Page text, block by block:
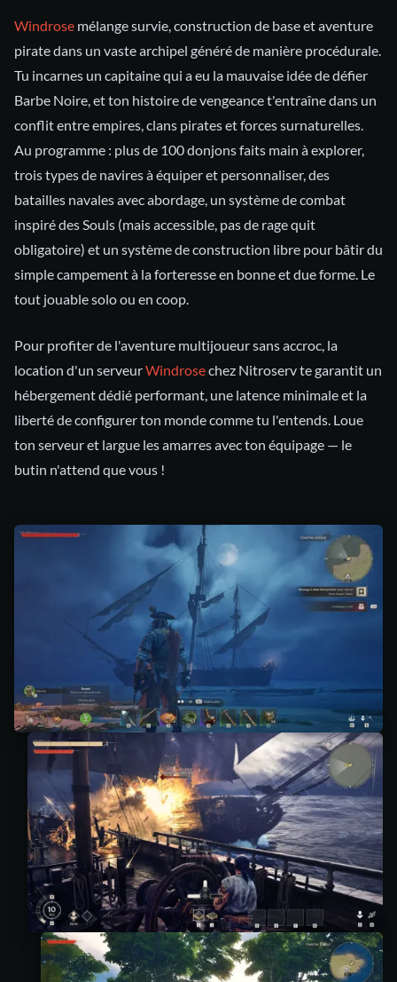
Windrose mélange survie, construction de base et aventure
pirate dans un vaste archipel généré de manière procédurale.
Tu incarnes un capitaine qui a eu la mauvaise idée de défier
Barbe Noire, et ton histoire de vengeance t'entraîne dans un
conflit entre empires, clans pirates et forces surnaturelles.
Au programme : plus de 100 donjons faits main à explorer,
trois types de navires à équiper et personnaliser, des
batailles navales avec abordage, un système de combat
inspiré des Souls (mais accessible, pas de rage quit
obligatoire) et un système de construction libre pour bâtir du
simple campement à la forteresse en bonne et due forme. Le
tout jouable solo ou en coop.
Pour profiter de l'aventure multijoueur sans accroc, la
location d'un serveurWindrosechez Nitroserv te garantit un
hébergement dédié performant, une latence minimale et la
liberté de configurer ton monde comme tu l'entends. Loue
ton serveur et largue les amarres avec ton équipage — le
butin n'attend que vous !